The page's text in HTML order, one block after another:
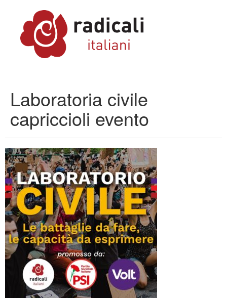
Laboratoria civile
capriccioli evento